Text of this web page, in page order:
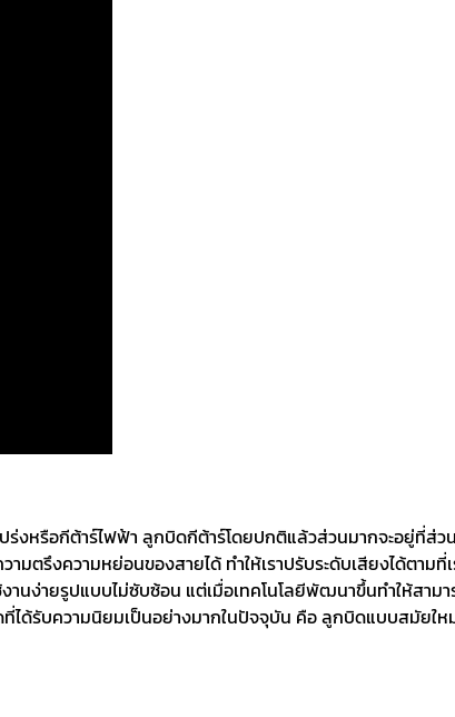
งหรือกีต้าร์ไฟฟ้า ลูกบิดกีต้าร์โดยปกติแล้วส่วนมากจะอยู่ที่ส่
มตรึงความหย่อนของสายได้ ทำให้เราปรับระดับเสียงได้ตา
านง่ายรูปแบบไม่ซับซ้อน แต่เมื่อเทคโนโลยีพัฒนาขึ้นทำให้สา
ได้รับความนิยมเป็นอย่างมากในปัจจุบัน คือ ลูกบิดแบบสมัยใ